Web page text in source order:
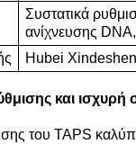
Συστατικά
ανίχνευσης
Hubei
και ισχυρή
του TAPS